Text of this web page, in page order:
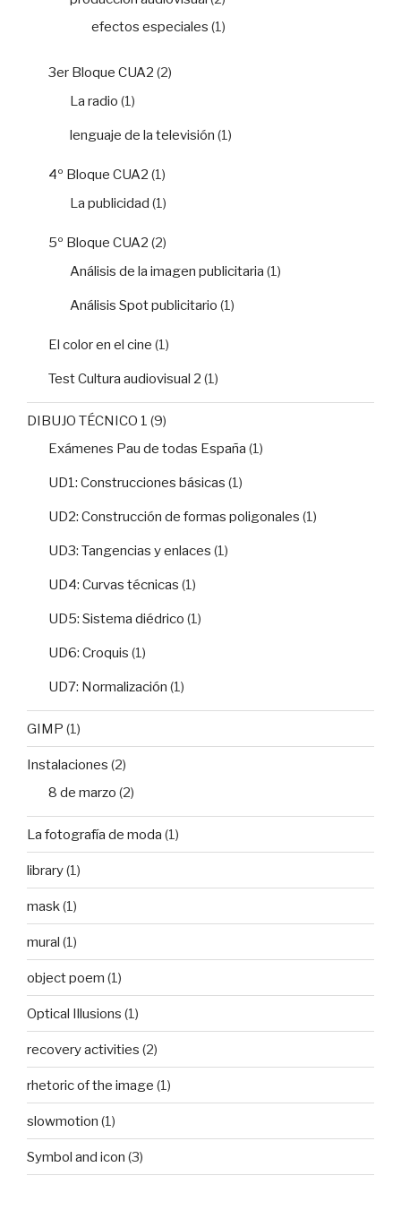
efectos especiales (1)
3er Bloque CUA2 (2)
La radio (1)
lenguaje de la televisión (1)
4º Bloque CUA2 (1)
La publicidad (1)
5º Bloque CUA2 (2)
Análisis de la imagen publicitaria (1)
Análisis Spot publicitario (1)
El color en el cine (1)
Test Cultura audiovisual 2 (1)
DIBUJO TÉCNICO 1 (9)
Exámenes Pau de todas España (1)
UD1: Construcciones básicas (1)
UD2: Construcción de formas poligonales (1)
UD3: Tangencias y enlaces (1)
UD4: Curvas técnicas (1)
UD5: Sistema diédrico (1)
UD6: Croquis (1)
UD7: Normalización (1)
GIMP (1)
Instalaciones (2)
8 de marzo (2)
La fotografía de moda (1)
library(1)
mask (1)
mural (1)
object poem (1)
Optical Illusions (1)
recovery activities (2)
rhetoric of the image (1)
slowmotion (1)
Symbol and icon (3)